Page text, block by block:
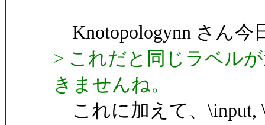
Knotopologynn さん今
> これだと同じラベル
きませんね。
これに加えて、\input,